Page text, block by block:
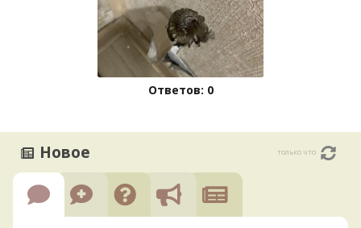
Ответов: 0
Новое только что